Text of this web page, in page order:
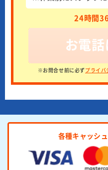
24時間
お電
※お問合せ前に必ずプライバ
各種キャッシ